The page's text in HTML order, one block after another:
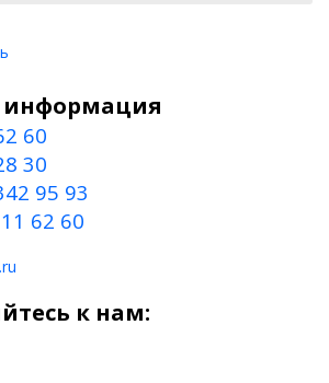
информация
60
30
95 93
62 60
к нам: